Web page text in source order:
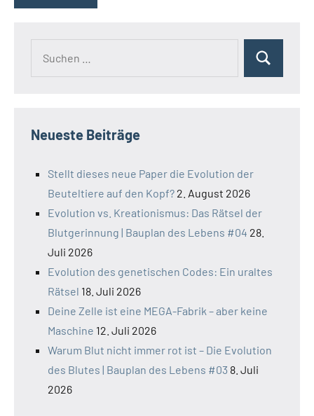
Suchen
Neueste Beiträge
Stellt dieses neue Paper die Evolution der
Beuteltiere auf den Kopf? 2. August 2026
Evolution vs. Kreationismus: Das Rätsel der
Blutgerinnung | Bauplan des Lebens #04 28.
Juli 2026
Evolution des genetischen Codes: Ein uraltes
Rätsel 18. Juli 2026
Deine Zelle ist eine MEGA-Fabrik – aber keine
Maschine 12. Juli 2026
Warum Blut nicht immer rot ist – Die Evolution
des Blutes | Bauplan des Lebens #03 8. Juli
2026